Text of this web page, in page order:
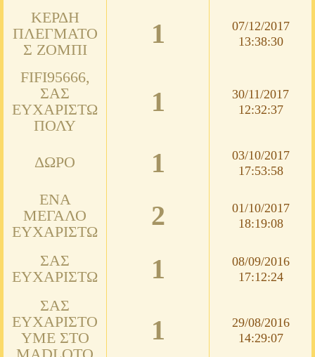
ΚΈΡΔΗ
ΠΛΈΓΜΑΤΟ
Σ ΖΌΜΠΙ
1
07/12/2017
13:38:30
FIFI95666,
ΣΑΣ
ΕΥΧΑΡΙΣΤΏ
ΠΟΛΎ
1
30/11/2017
12:32:37
ΔΏΡΟ 1
03/10/2017
17:53:58
ΈΝΑ
ΜΕΓΆΛΟ
ΕΥΧΑΡΙΣΤΏ
2
01/10/2017
18:19:08
ΣΑΣ
ΕΥΧΑΡΙΣΤΏ
1
08/09/2016
17:12:24
ΣΑΣ
ΕΥΧΑΡΙΣΤΟ
ΥΜΕ ΣΤΟ
1
29/08/2016
14:29:07